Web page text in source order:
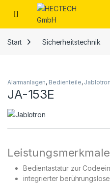
Open
Start Sicherheitstechnik
Alarmanlagen, Bedienteile, Jablotron
JA-153E
Bedientastatur zur
integrierter